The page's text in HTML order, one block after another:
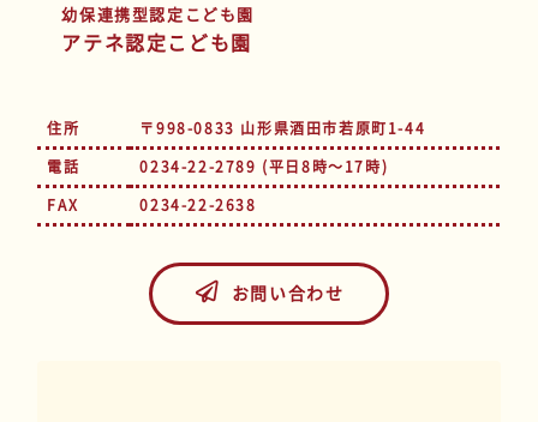
幼保連携型認定こども園
アテネ認定こども園
住所
〒998-0833 山形県酒田市若原町1-44
電話
0234-22-2789 (平日8時～17時)
FAX
0234-22-2638
お問い合わせ